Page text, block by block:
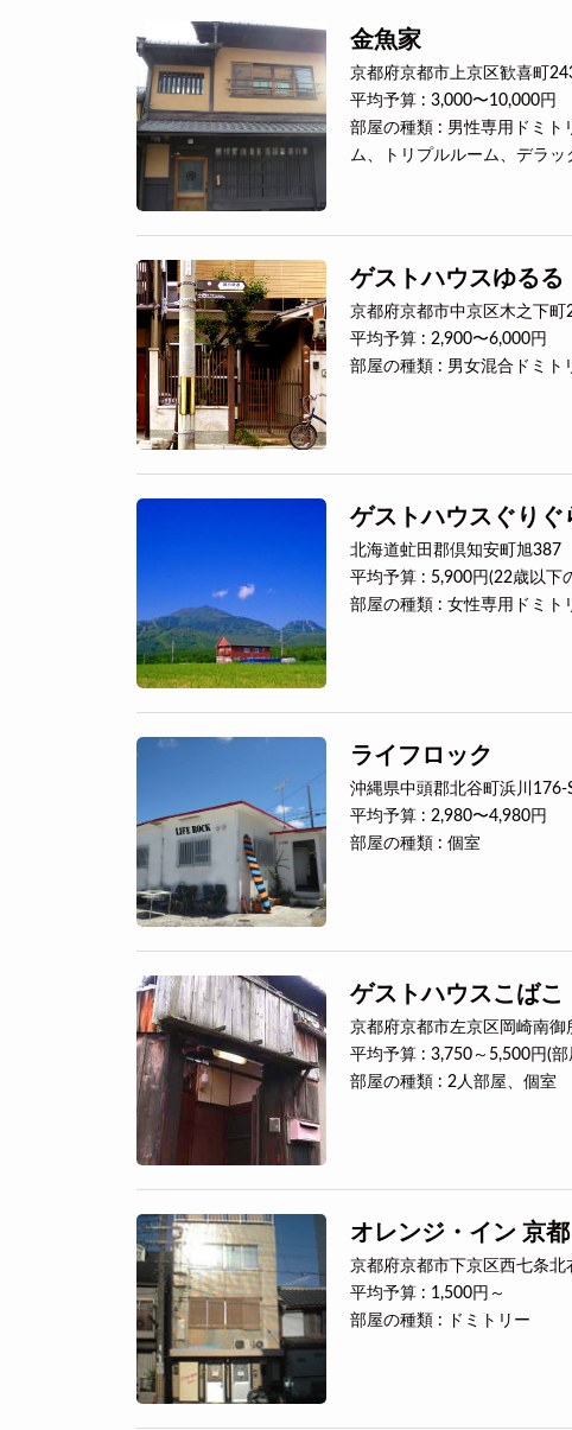
金魚家
京都府京都市上京区歓喜町
平均予算 : 3,000〜10,000円
部屋の種類 : 男性専用ドミト
ム、トリプルルーム、デラッ
ゲストハウスゆるる
京都府京都市中京区木之下町
平均予算 : 2,900〜6,000円
部屋の種類 : 男女混合ドミト
ゲストハウスぐりぐ
北海道虻田郡倶知安町旭387
平均予算 : 5,900円(22歳以下
部屋の種類 : 女性専用ドミト
ライフロック
沖縄県中頭郡北谷町浜川176-
平均予算 : 2,980〜4,980円
部屋の種類 : 個室
ゲストハウスこばこ
京都府京都市左京区岡崎南御
平均予算 : 3,750～5,500円(
部屋の種類 : 2人部屋、個室
オレンジ・イン 京都
京都府京都市下京区西七条北
平均予算 : 1,500円～
部屋の種類 : ドミトリー